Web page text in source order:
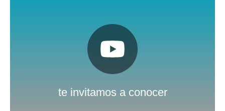
te invitamos a conocer
Pulsa aquí